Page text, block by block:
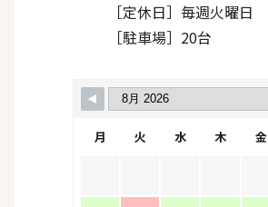
ページ一覧を閉じる
［定休日］毎週火曜日
［駐車場］20台
月 火 水 木 金